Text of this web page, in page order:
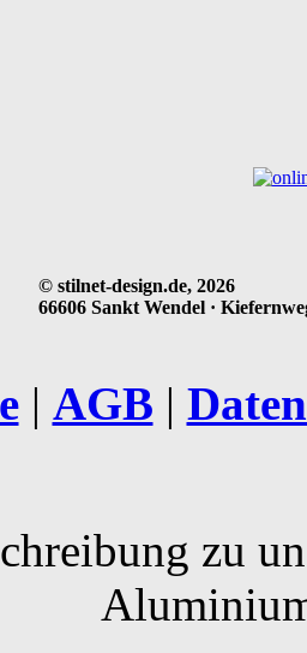
© stilnet-design.de, 2026
66606 Sankt Wendel ·
| AGB |
zu